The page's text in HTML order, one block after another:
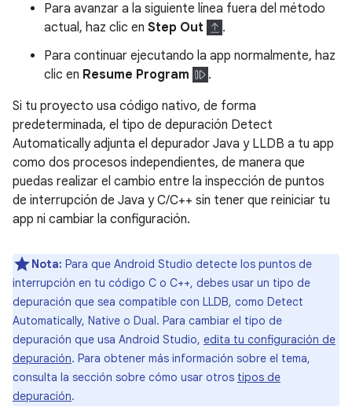
Para avanzar a la siguiente línea fuera del método
actual, haz clic en Step Out
.
Para continuar ejecutando la app normalmente, haz
clic en Resume Program
.
Si tu proyecto usa código nativo, de forma
predeterminada, el tipo de depuración Detect
Automatically adjunta el depurador Java y LLDB a tu app
como dos procesos independientes, de manera que
puedas realizar el cambio entre la inspección de puntos
de interrupción de Java y C/C++ sin tener que reiniciar tu
app ni cambiar la configuración.
Nota: Para que Android Studio detecte los puntos de
interrupción en tu código C o C++, debes usar un tipo de
depuración que sea compatible con LLDB, como Detect
Automatically, Native o Dual. Para cambiar el tipo de
depuración que usa Android Studio, edita tu configuración de
depuración. Para obtener más información sobre el tema,
consulta la sección sobre cómo usar otros tipos de
depuración.